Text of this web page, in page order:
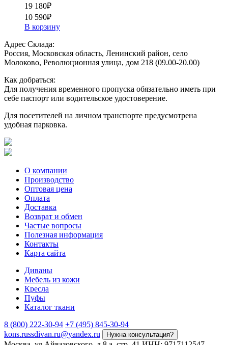
19 180₽
10 590₽
В корзину
Адрес Склада:
Россия, Московская область, Ленинский район, село
Молоково, Революционная улица, дом 218 (09.00-20.00)
Как добраться:
Для получения временного пропуска обязательно иметь при
себе паспорт или водительское удостоверение.
Для посетителей на личном транспорте предусмотрена
удобная парковка.
О компании
Производство
Оптовая цена
Оплата
Доставка
Возврат и обмен
Частые вопросы
Полезная информация
Контакты
Карта сайта
Диваны
Мебель из кожи
Кресла
Пуфы
Каталог ткани
8 (800) 222-30-94 +7 (495) 845-30-94
kons.russdivan.ru@yandex.ru
Нужна консультация?